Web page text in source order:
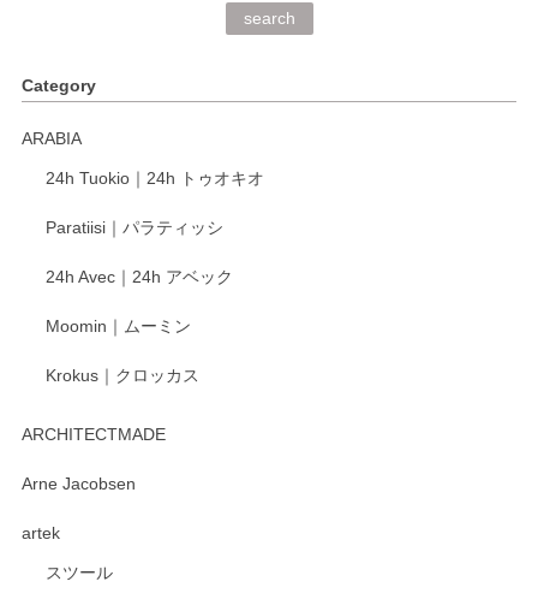
search
Category
ARABIA
24h Tuokio｜24h トゥオキオ
Paratiisi｜パラティッシ
24h Avec｜24h アベック
Moomin｜ムーミン
Krokus｜クロッカス
ARCHITECTMADE
Arne Jacobsen
artek
スツール